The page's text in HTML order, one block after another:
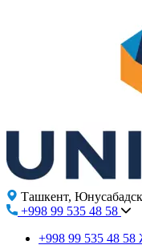
Ташкент,
+998 99 535 48 58
+998 99 535 48 58